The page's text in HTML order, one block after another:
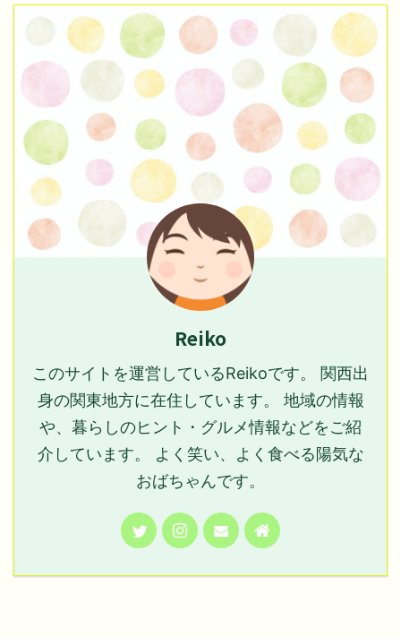
Reiko
このサイトを運営しているReikoです。 関西出
身の関東地方に在住しています。 地域の情報
や、暮らしのヒント・グルメ情報などをご紹
介しています。 よく笑い、よく食べる陽気な
おばちゃんです。